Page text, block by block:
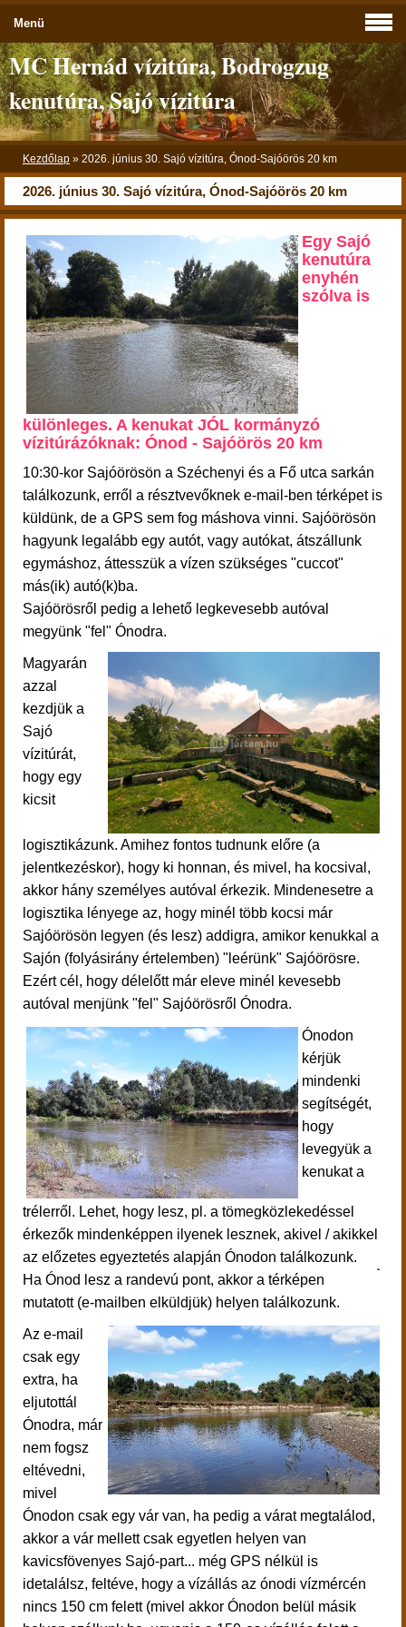
MC Hernád vízitúra, Bodrogzug
kenutúra, Sajó vízitúra
Kezdőlap » 2026. június 30. Sajó vízitúra, Ónod-Sajóörös 20 km
2026. június 30. Sajó vízitúra, Ónod-Sajóörös 20 km
Egy Sajó
kenutúra
enyhén
szólva is
különleges. A kenukat JÓL kormányzó
vízitúrázóknak: Ónod - Sajóörös 20 km
10:30-kor Sajóörösön a Széchenyi és a Fő utca sarkán
találkozunk, erről a résztvevőknek e-mail-ben térképet is
küldünk, de a GPS sem fog máshova vinni. Sajóörösön
hagyunk legalább egy autót, vagy autókat, átszállunk
egymáshoz, áttesszük a vízen szükséges "cuccot"
más(ik) autó(k)ba.
Sajóörösről pedig a lehető legkevesebb autóval
megyünk "fel" Ónodra.
Magyarán
azzal
kezdjük a
Sajó
vízitúrát,
hogy egy
kicsit
logisztikázunk. Amihez fontos tudnunk előre (a
jelentkezéskor), hogy ki honnan, és mivel, ha kocsival,
akkor hány személyes autóval érkezik. Mindenesetre a
logisztika lényege az, hogy minél több kocsi már
Sajóörösön legyen (és lesz) addigra, amikor kenukkal a
Sajón (folyásirány értelemben) "leérünk" Sajóörösre.
Ezért cél, hogy délelőtt már eleve minél kevesebb
autóval menjünk "fel" Sajóörösről Ónodra.
Ónodon
kérjük
mindenki
segítségét,
hogy
levegyük a
kenukat a
trélerről. Lehet, hogy lesz, pl. a tömegközlekedéssel
érkezők mindenképpen ilyenek lesznek, akivel / akikkel
az előzetes egyeztetés alapján Ónodon találkozunk.
Ha Ónod lesz a randevú pont, akkor a térképen
mutatott (e-mailben elküldjük) helyen találkozunk.
Az e-mail
csak egy
extra, ha
eljutottál
Ónodra, már
nem fogsz
eltévedni,
mivel
Ónodon csak egy vár van, ha pedig a várat megtalálod,
akkor a vár mellett csak egyetlen helyen van
kavicsfövenyes Sajó-part... még GPS nélkül is
idetalálsz, feltéve, hogy a vízállás az ónodi vízmércén
nincs 150 cm felett (mivel akkor Ónodon belül másik
Menü